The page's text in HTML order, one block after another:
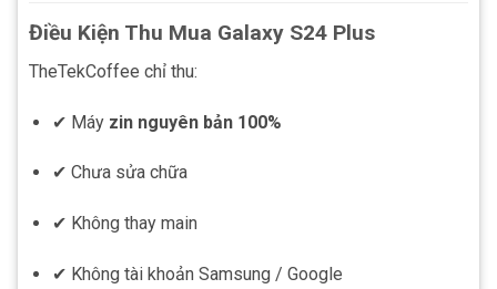
Điều Kiện Thu Mua Galaxy S24 Plus
TheTekCoffee chỉ thu:
✔ Máy zin nguyên bản 100%
✔ Chưa sửa chữa
✔ Không thay main
✔ Không tài khoản Samsung / Google